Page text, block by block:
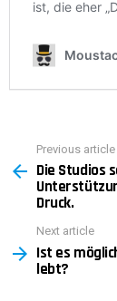
more
Previous article
Die Studios
Druck.
Next article
Ist es
lebt?